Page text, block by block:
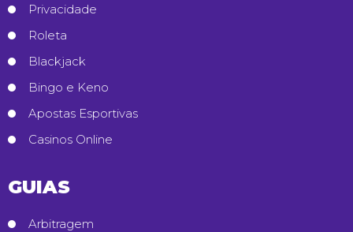
Privacidade
Roleta
Blackjack
Bingo e Keno
Apostas Esportivas
Casinos Online
GUIAS
Arbitragem